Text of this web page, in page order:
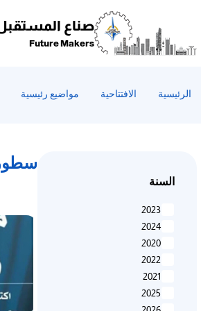
صناع
Future Makers
الرئيسية الافتتاحية مواضيع رئيسية
السنة
2023
2024
2020
2022
2021
2025